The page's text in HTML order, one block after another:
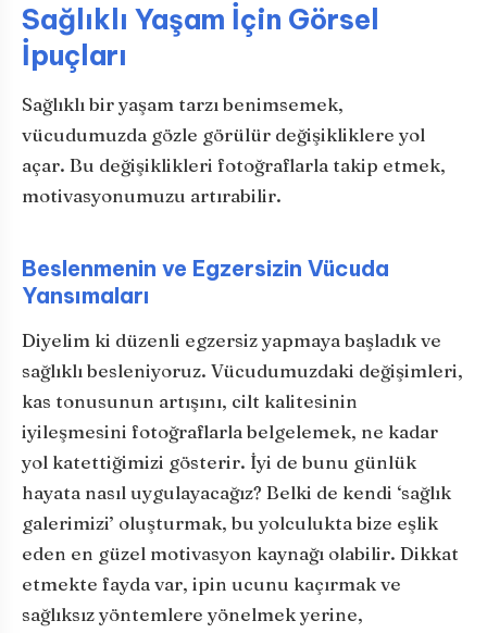
Sağlıklı Yaşam İçin Görsel
İpuçları
Sağlıklı bir yaşam tarzı benimsemek,
vücudumuzda gözle görülür değişikliklere yol
açar. Bu değişiklikleri fotoğraflarla takip etmek,
motivasyonumuzu artırabilir.
Beslenmenin ve Egzersizin Vücuda
Yansımaları
Diyelim ki düzenli egzersiz yapmaya başladık ve
sağlıklı besleniyoruz. Vücudumuzdaki değişimleri,
kas tonusunun artışını, cilt kalitesinin
iyileşmesini fotoğraflarla belgelemek, ne kadar
yol katettiğimizi gösterir. İyi de bunu günlük
hayata nasıl uygulayacağız? Belki de kendi ‘sağlık
galerimizi’ oluşturmak, bu yolculukta bize eşlik
eden en güzel motivasyon kaynağı olabilir. Dikkat
etmekte fayda var, ipin ucunu kaçırmak ve
sağlıksız yöntemlere yönelmek yerine,